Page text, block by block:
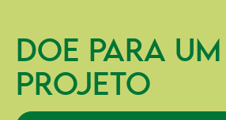
DOE PARA UM
PROJETO